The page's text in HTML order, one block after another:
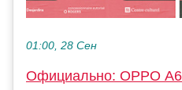
01:00, 28 Сен
Официально: OPPO A6